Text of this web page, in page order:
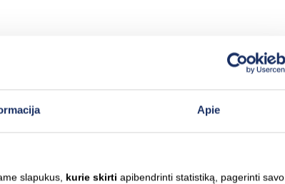
Apie
slapukus, kurie skirti apibendrinti statistiką, pagerinti savo